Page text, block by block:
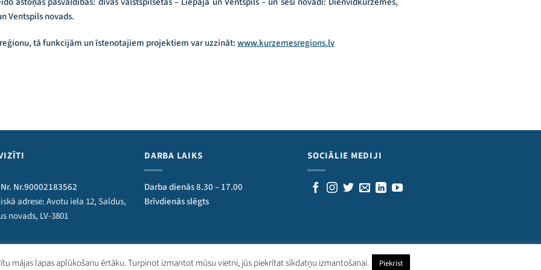
Ventspils novads.
tā funkcijām un īstenotajiem projektiem var uzzināt:www.kurzemesregions.lv
Nr.90002183562
adrese: Avotu iela 12, Saldus,
novads, LV-3801
DARBA LAIKS
Darba dienās 8.30 – 17.00
Brīvdienās slēgts
SOCIĀLIE MEDIJI
mājas lapas aplūkošanu ērtāku. Turpinot izmantot mūsu vietni, jūs piekrītat sīkdatņu izmantošanai. Piekrist